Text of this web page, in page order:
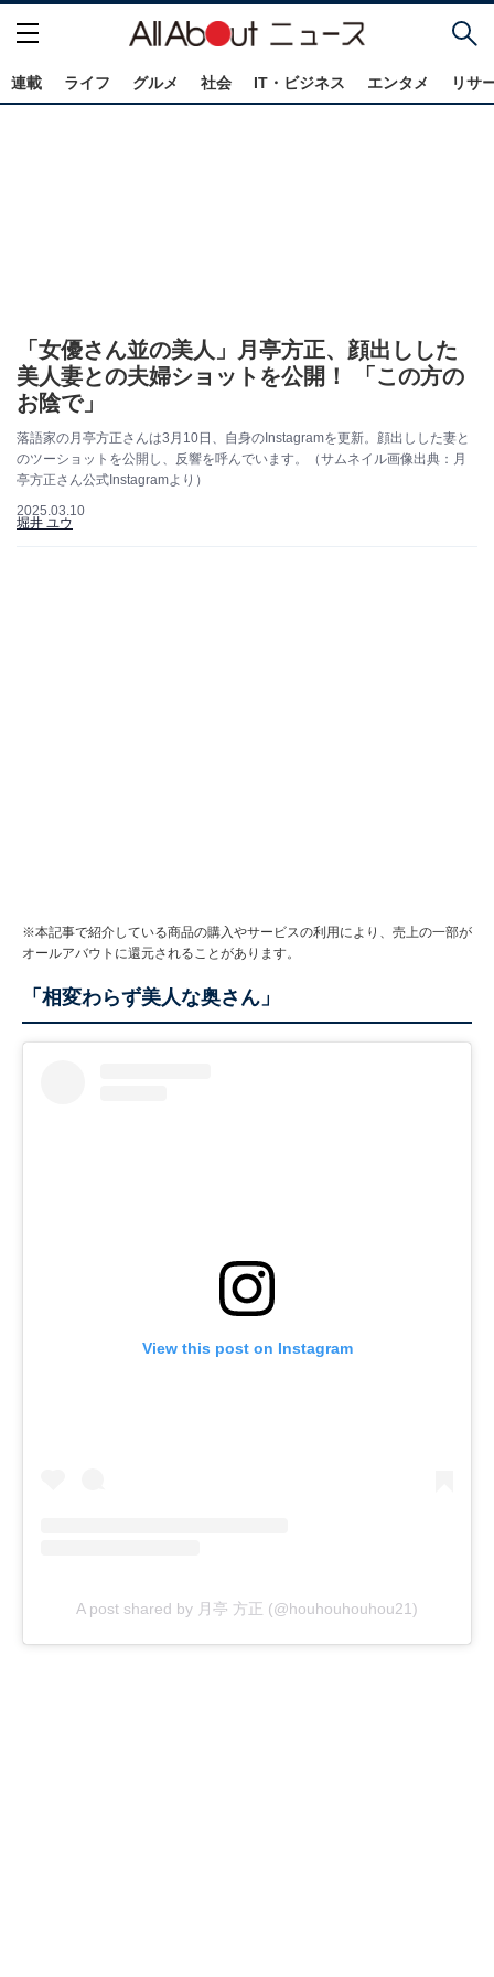
連載 ライフ グルメ 社会 IT・ビジネス エンタメ リサ
「女優さん並の美人」月亭方正、顔出しした
美人妻との夫婦ショットを公開！ 「この方の
お陰で」
落語家の月亭方正さんは3月10日、自身のInstagramを更新。顔出しした妻と
のツーショットを公開し、反響を呼んでいます。（サムネイル画像出典：月
亭方正さん公式Instagramより）
2025.03.10
堀井 ユウ
※本記事で紹介している商品の購入やサービスの利用により、売上の一部が
オールアバウトに還元されることがあります。
「相変わらず美人な奥さん」
View this post on Instagram
A post shared by 月亭 方正 (@houhouhouhou21)